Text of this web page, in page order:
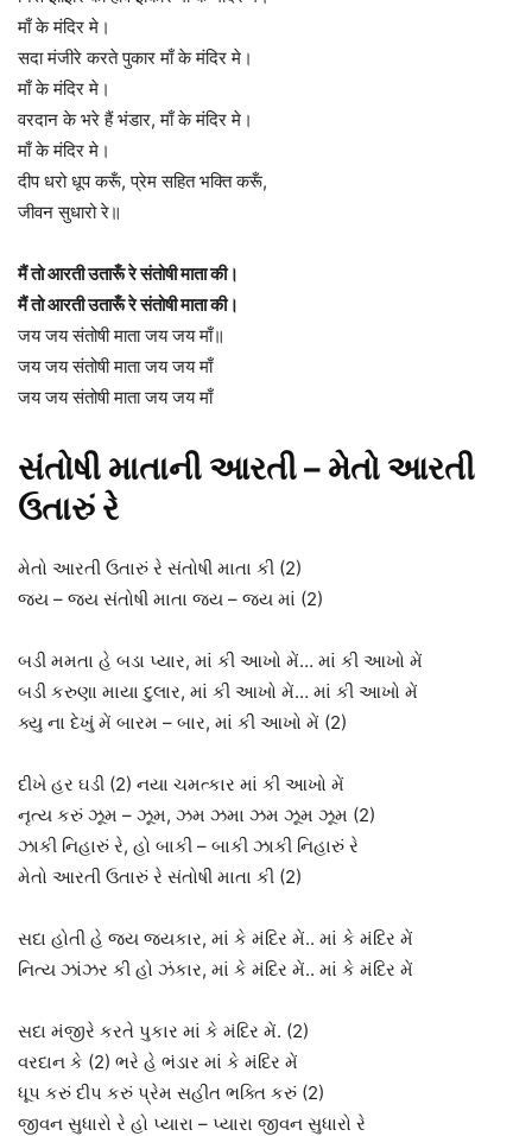
माँ के मंदिर मे।
सदा मंजीरे करते पुकार माँ के मंदिर मे।
माँ के मंदिर मे।
वरदान के भरे हैं भंडार, माँ के मंदिर मे।
माँ के मंदिर मे।
दीप धरो धूप करूँ, प्रेम सहित भक्ति करूँ,
जीवन सुधारो रे॥
मैं तो आरती उतारूँ रे संतोषी माता की।
मैं तो आरती उतारूँ रे संतोषी माता की।
जय जय संतोषी माता जय जय माँ॥
जय जय संतोषी माता जय जय माँ
जय जय संतोषी माता जय जय माँ
સંતોષી માતાની આરતી – મેતો આરતી
ઉતારું રે
મેતો આરતી ઉતારું રે સંતોષી માતા કી (2)
જય – જય સંતોષી માતા જય – જય માં (2)
બડી મમતા હે બડા પ્યાર, માં કી આખો મેં… માં કી આખો મેં
બડી કરુણા માયા દુલાર, માં કી આખો મેં… માં કી આખો મેં
ક્યુ ના દેખું મેં બારમ – બાર, માં કી આખો મેં (2)
દીખે હર ઘડી (2) નયા ચમત્કાર માં કી આખો મેં
નૃત્ય કરું ઝૂમ – ઝૂમ, ઝમ ઝમા ઝમ ઝૂમ ઝૂમ (2)
ઝાકી નિહારું રે, હો બાકી – બાકી ઝાકી નિહારું રે
મેતો આરતી ઉતારું રે સંતોષી માતા કી (2)
સદા હોતી હે જય જયકાર, માં કે મંદિર મેં.. માં કે મંદિર મેં
નિત્ય ઝાંઝર કી હો ઝંકાર, માં કે મંદિર મેં.. માં કે મંદિર મેં
સદા મંજીરે કરતે પુકાર માં કે મંદિર મેં. (2)
વરદાન કે (2) ભરે હે ભંડાર માં કે મંદિર મેં
ધૂપ કરું દીપ કરું પ્રેમ સહીત ભક્તિ કરું (2)
જીવન સુધારો રે હો પ્યારા – પ્યારા જીવન સુધારો રે